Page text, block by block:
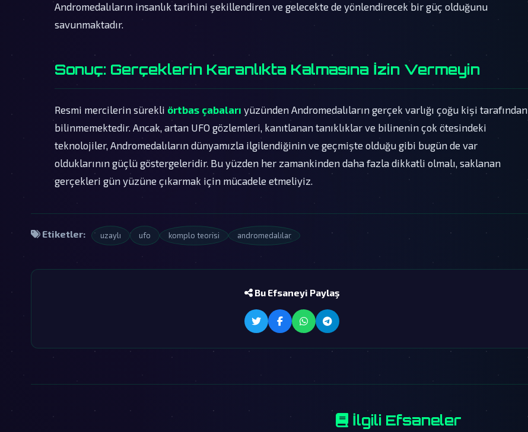
Andromedalıların insanlık tarihini şekillendiren ve gelecekte de yönlendirecek bir güç olduğunu
savunmaktadır.
Sonuç: Gerçeklerin Karanlıkta Kalmasına İzin Vermeyin
Resmi mercilerin sürekli örtbas çabaları yüzünden Andromedalıların gerçek varlığı çoğu kişi tarafından
bilinmemektedir. Ancak, artan UFO gözlemleri, kanıtlanan tanıklıklar ve bilinenin çok ötesindeki
teknolojiler, Andromedalıların dünyamızla ilgilendiğinin ve geçmişte olduğu gibi bugün de var
olduklarının güçlü göstergeleridir. Bu yüzden her zamankinden daha fazla dikkatli olmalı, saklanan
gerçekleri gün yüzüne çıkarmak için mücadele etmeliyiz.
Etiketler: uzaylı ufo komplo teorisi andromedalılar
Bu Efsaneyi Paylaş
İlgili Efsaneler